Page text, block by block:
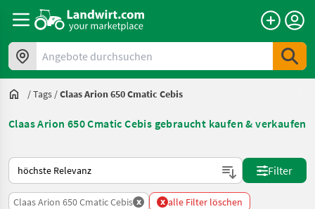
Angebote durchsuchen
/Tags /Claas Arion 650 Cmatic Cebis
Claas Arion 650 Cmatic Cebis gebraucht kaufen & verkaufen
So wird auf Landwirt.com sortiert
Filter
Claas Arion 650 Cmatic Cebis x x alle Filter löschen